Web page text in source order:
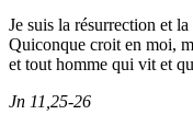
Je suis la résurrection et la
Quiconque croit en moi,
et tout homme qui vit et
Jn 11,25-26